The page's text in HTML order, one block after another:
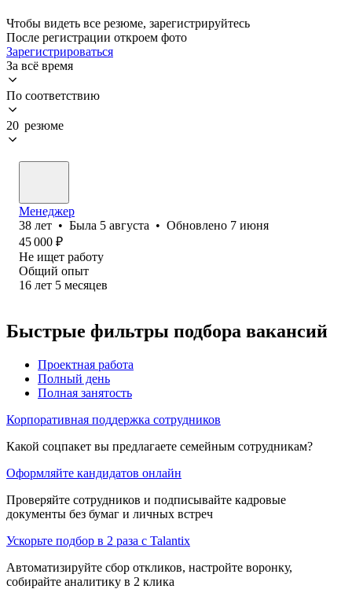
Чтобы видеть все резюме, зарегистрируйтесь
После регистрации откроем фото
Зарегистрироваться
За всё время
По соответствию
20 резюме
Менеджер
38 лет • Была 5 августа • Обновлено 7 июня
45 000 ₽
Не ищет работу
Общий опыт
16 лет 5 месяцев
Быстрые фильтры подбора вакансий
Проектная работа
Полный день
Полная занятость
Корпоративная поддержка сотрудников
Какой соцпакет вы предлагаете семейным сотрудникам?
Оформляйте кандидатов онлайн
Проверяйте сотрудников и подписывайте кадровые
документы без бумаг и личных встреч
Ускорьте подбор в 2 раза с Talantix
Автоматизируйте сбор откликов, настройте воронку,
собирайте аналитику в 2 клика